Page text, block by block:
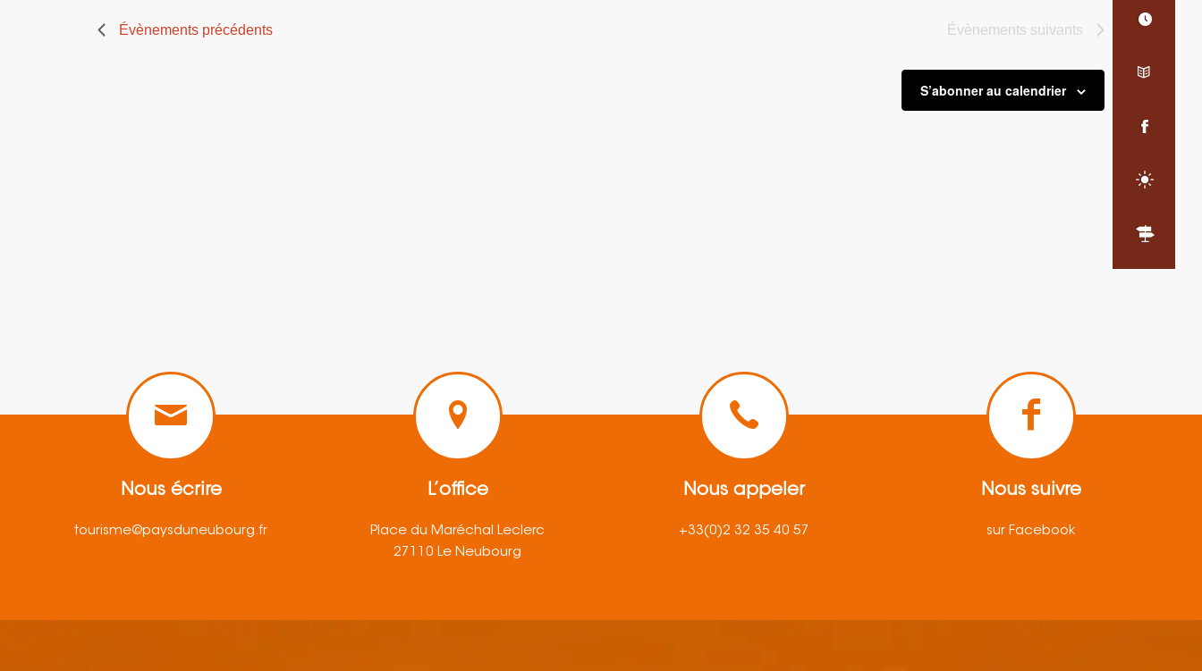
Évènements précédents Évènements suivants
S’abonner au calendrier
Nous écrire
tourisme@paysduneubourg.fr
L’office
Place du Maréchal Leclerc
27110 Le Neubourg
Nous appeler
+33(0)2 32 35 40 57
Nous suivre
sur Facebook